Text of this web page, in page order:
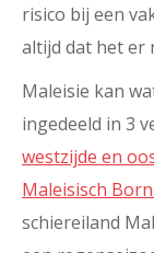
risico bij een
altijd dat het er
Maleisie kan
ingedeeld in 3
westzijde en
Maleisisch
schiereiland